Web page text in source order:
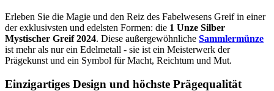
Erleben Sie die Magie und den Reiz des Fabelwesens Greif in einer
der exklusivsten und edelsten Formen: die 1 Unze Silber
Mystischer Greif 2024. Diese außergewöhnliche Sammlermünze
ist mehr als nur ein Edelmetall - sie ist ein Meisterwerk der
Prägekunst und ein Symbol für Macht, Reichtum und Mut.
Einzigartiges Design und höchste Prägequalität